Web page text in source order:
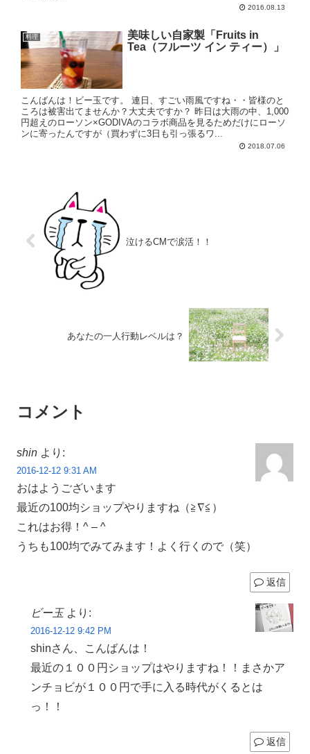
2016.08.13
料理
美味しい自家製「Fruits in
Tea（フルーツ イン ティー）」
こんばんは！ビー玉です。 連日、すごい雨風ですね・・皆様のと
ころは被害出てませんか？大丈夫ですか？ 昨日は大雨の中、1,000
円超えのローソン×GODIVAのコラボ商品を見るためだけにローソ
ンに寄ったんですが（買わずに3日も引っ張るワ...
2018.07.06
泣けるCMで涙活！！
あなたの一人行動レベルは？
コメント
shin より:
2016-12-12 9:31 AM
おはようございます
最近の100均ショップやりますね（≧∇≦）
これはお得！^ – ^
うちも100均でみてみます！よく行くので（笑）
返信
ビー玉 より:
2016-12-12 9:42 PM
shinさん、こんばんは！
最近の１００円ショップはやりますね！！まさかア
ンチョビが１００円で手に入る時代がくるとは
っ！！
返信